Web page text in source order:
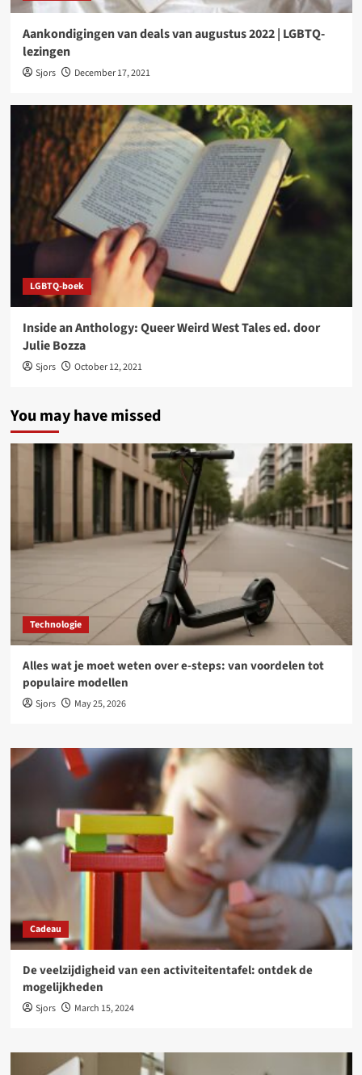
Aankondigingen van deals van augustus 2022 | LGBTQ-
lezingen
Sjors December 17, 2021
LGBTQ-boek
Inside an Anthology: Queer Weird West Tales ed. door
Julie Bozza
Sjors October 12, 2021
You may have missed
Technologie
Alles wat je moet weten over e-steps: van voordelen tot
populaire modellen
Sjors May 25, 2026
Cadeau
De veelzijdigheid van een activiteitentafel: ontdek de
mogelijkheden
Sjors March 15, 2024